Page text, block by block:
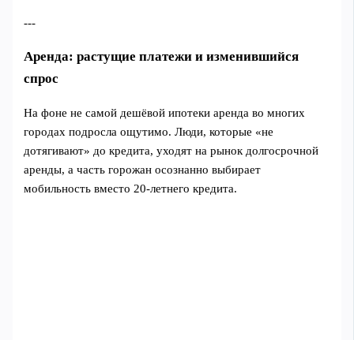
---
Аренда: растущие платежи и изменившийся
спрос
На фоне не самой дешёвой ипотеки аренда во многих
городах подросла ощутимо. Люди, которые «не
дотягивают» до кредита, уходят на рынок долгосрочной
аренды, а часть горожан осознанно выбирает
мобильность вместо 20‑летнего кредита.